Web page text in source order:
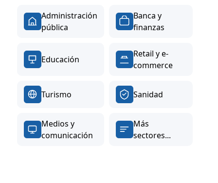
Administración
pública
Banca y
finanzas
Educación
Retail y e-
commerce
Turismo Sanidad
Medios y
comunicación
Más
sectores...